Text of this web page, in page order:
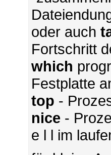
oder auch
Fortschritt
which
Festplatte
top -
nice -
e l l im